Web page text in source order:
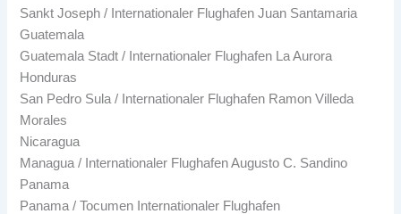
Sankt Joseph / Internationaler Flughafen Juan Santamaria
Guatemala
Guatemala Stadt / Internationaler Flughafen La Aurora
Honduras
San Pedro Sula / Internationaler Flughafen Ramon Villeda
Morales
Nicaragua
Managua / Internationaler Flughafen Augusto C. Sandino
Panama
Panama / Tocumen Internationaler Flughafen